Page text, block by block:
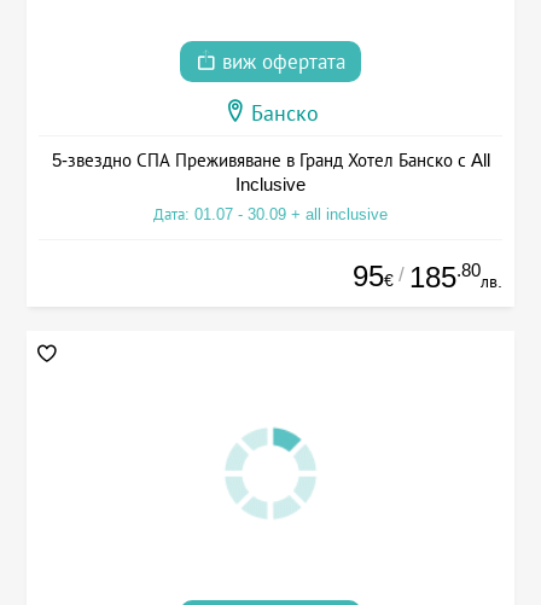
виж офертата
Банско
5-звездно СПА Преживяване в Гранд Хотел Банско с All
Inclusive
Дата: 01.07 - 30.09 + all inclusive
95€ / 185.80
лв.